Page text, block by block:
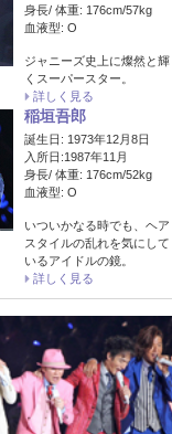
身長/ 体重: 176cm/57kg
血液型: O
ジャニーズ史上に燦然と輝
くスーパースター。
詳しく見る
稲垣吾郎
誕生日: 1973年12月8日
入所日:1987年11月
身長/ 体重: 176cm/52kg
血液型: O
いついかなる時でも、ヘア
スタイルの乱れを気にして
いるアイドルの鏡。
詳しく見る